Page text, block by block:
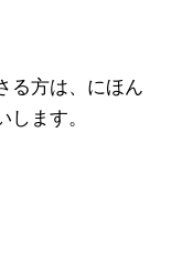
る方は、にほん
ます。